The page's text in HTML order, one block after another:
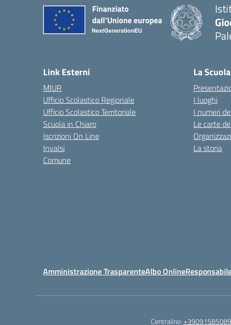
Link Esterni
MIUR
Ufficio Scolastico Regionale
Ufficio Scolastico Territoriale
Scuola in Chiaro
Iscrizioni On Line
Invalsi
Comune
La Scuola
I luoghi
I numeri
Le carte
La storia
Amministrazione TrasparenteAlbo Online
Centralino:+39091585089